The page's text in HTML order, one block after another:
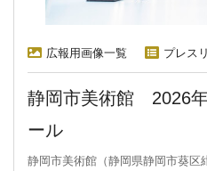
静岡市美術館 2026
ール
広報用画像一覧 プレス
静岡市美術館（静岡県静岡市葵区